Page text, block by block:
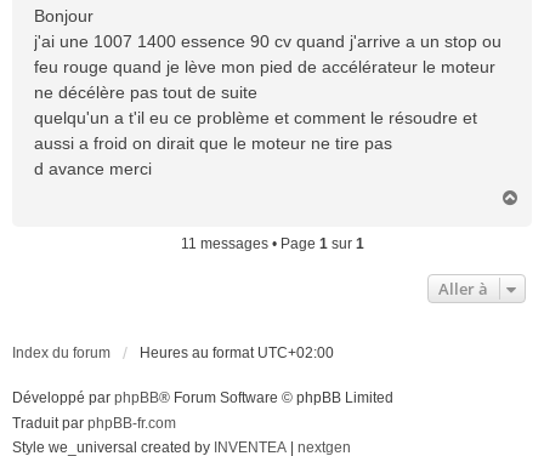
s
s
g
e
Bonjour
j'ai une 1007 1400 essence 90 cv quand j'arrive a un stop ou
feu rouge quand je lève mon pied de accélérateur le moteur
ne décélère pas tout de suite
quelqu'un a t'il eu ce problème et comment le résoudre et
aussi a froid on dirait que le moteur ne tire pas
d avance merci
11 messages • Page 1sur 1
Aller à
Index du forum Heures au format UTC+02:00
Développé par phpBB® Forum Software © phpBB Limited
Traduit par phpBB-fr.com
Style we_universal created by INVENTEA nextgen